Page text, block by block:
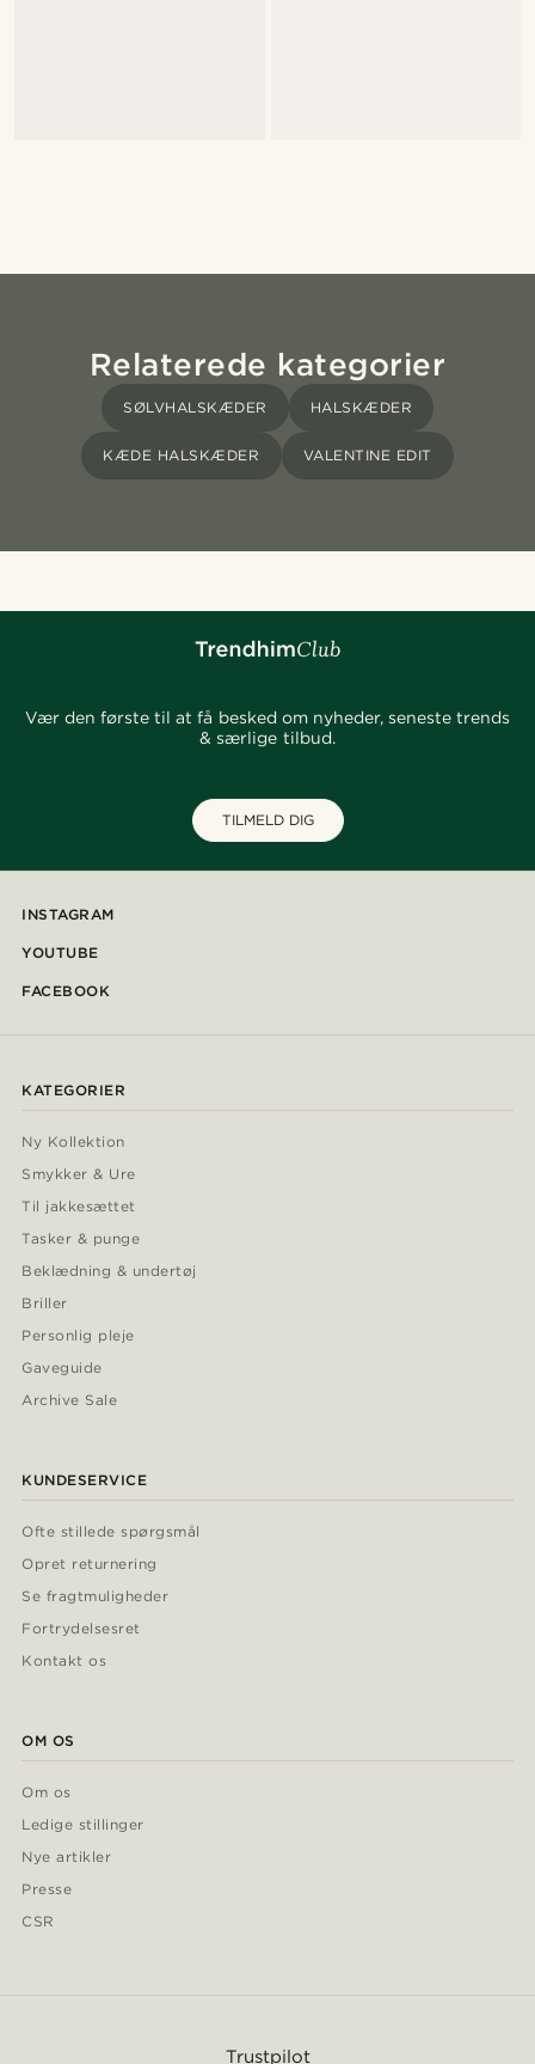
Relaterede kategorier
SØLVHALSKÆDER HALSKÆDER
KÆDE HALSKÆDER VALENTINE EDIT
Vær den første til at få besked om nyheder, seneste trends
& særlige tilbud.
TILMELD DIG
INSTAGRAM
YOUTUBE
FACEBOOK
KATEGORIER
Ny Kollektion
Smykker & Ure
Til jakkesættet
Tasker & punge
Beklædning & undertøj
Briller
Personlig pleje
Gaveguide
Archive Sale
KUNDESERVICE
Ofte stillede spørgsmål
Opret returnering
Se fragtmuligheder
Fortrydelsesret
Kontakt os
OM OS
Om os
Ledige stillinger
Nye artikler
Presse
CSR
Trustpilot